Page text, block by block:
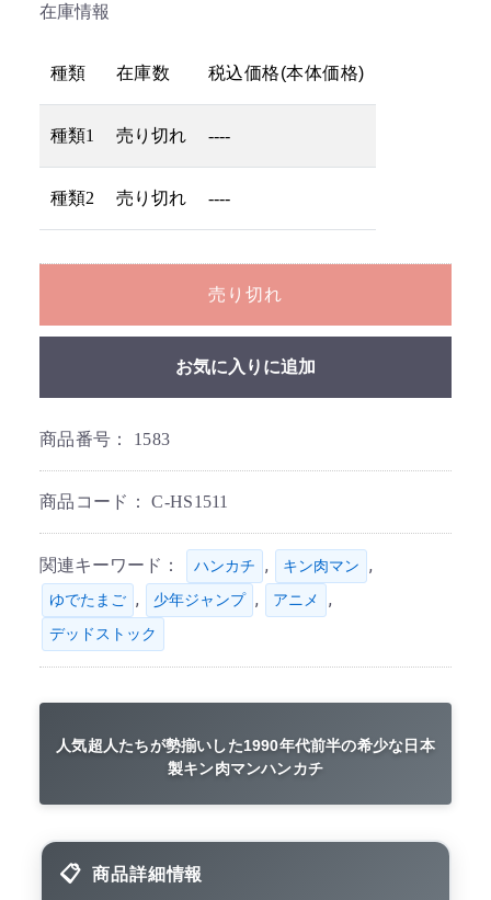
在庫情報
種類 在庫数 税込価格(本体価格)
種類1 売り切れ ----
種類2 売り切れ ----
売り切れ
お気に入りに追加
商品番号： 1583
商品コード：C-HS1511
関連キーワード： ハンカチ , キン肉マン ,
ゆでたまご , 少年ジャンプ , アニメ ,
デッドストック
人気超人たちが勢揃いした1990年代前半の希少な日本
製キン肉マンハンカチ
商品詳細情報